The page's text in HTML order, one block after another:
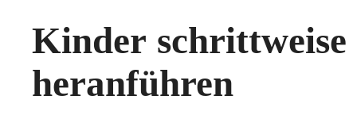
Kinder
heranführen